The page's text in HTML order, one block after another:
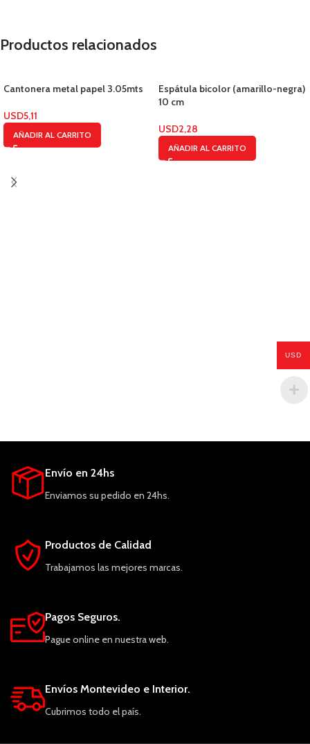
Productos relacionados
Cantonera metal papel 3.05mts
USD5,11
AÑADIR AL CARRITO
Espátula bicolor (amarillo-negra)
10 cm
USD2,28
AÑADIR AL CARRITO
Envío en 24hs
Enviamos su pedido en 24hs.
Productos de Calidad
Trabajamos las mejores marcas.
Pagos Seguros.
Pague online en nuestra web.
Envíos Montevideo e Interior.
Cubrimos todo el país.
USD